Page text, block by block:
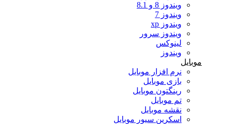
ویندوز 8 و 8.1
ویندوز 7
ویندوز xp
ویندوز سرور
لینوکس
ویندوز
موبایل
نرم افزار موبایل
بازی موبایل
رینگتون موبایل
تم موبایل
نقشه موبایل
اسکرین سیور موبایل